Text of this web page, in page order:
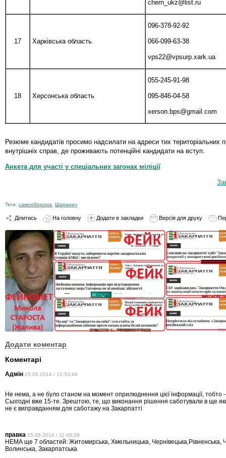
chern_ukz@list.ru
17 Харківська область
096-378-92-92
066-099-63-38
vps22@vpsurp.xark.ua
18 Херсонська область
055-245-91-98
095-846-04-58
xerson.bps@gmail.com
Резюме кандидатів просимо надсилати на адреси тих територіальних
внутрішніх справ, де проживають потенційні кандидати на вступ.
Анкета для участі у спеціальних загонах міліції
Теги: самооборона Шаранич
Ділитись На головну Додати в закладки Версія для друку
Додати коментар
Коментарі
Адмін 15.05.2014 / 12:53:46
Не нема, а не було станом на момент оприлюднення цієї інформації, тобто
Сьогодні вже 15-те. Зрештою, те, що виконання рішення саботували в ще
не є виправданням для саботажу на Закарпатті
правка 15.05.2014 / 11:48:29
НЕМА ще 7 областей: Житомирська, Хмельницька, Чернівецька,Рівненська,
Волинська, Закарпатська